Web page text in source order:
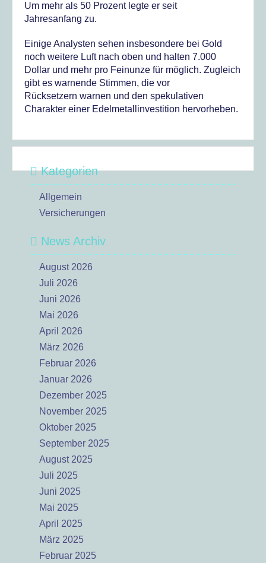
Um mehr als 50 Prozent legte er seit
Jahresanfang zu.
Einige Analysten sehen insbesondere bei Gold
noch weitere Luft nach oben und halten 7.000
Dollar und mehr pro Feinunze für möglich. Zugleich
gibt es warnende Stimmen, die vor
Rücksetzern warnen und den spekulativen
Charakter einer Edelmetallinvestition hervorheben.
Kategorien
Allgemein
Versicherungen
News Archiv
August 2026
Juli 2026
Juni 2026
Mai 2026
April 2026
März 2026
Februar 2026
Januar 2026
Dezember 2025
November 2025
Oktober 2025
September 2025
August 2025
Juli 2025
Juni 2025
Mai 2025
April 2025
März 2025
Februar 2025